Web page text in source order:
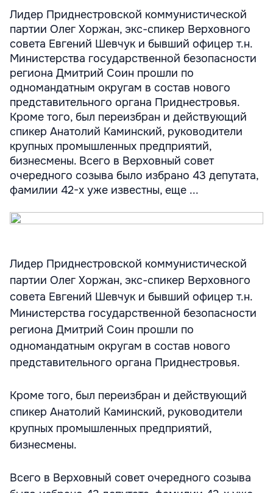
Лидер Приднестровской коммунистической
партии Олег Хоржан, экс-спикер Верховного
совета Евгений Шевчук и бывший офицер т.н.
Министерства государственной безопасности
региона Дмитрий Соин прошли по
одномандатным округам в состав нового
представительного органа Приднестровья.
Кроме того, был переизбран и действующий
спикер Анатолий Каминский, руководители
крупных промышленных предприятий,
бизнесмены. Всего в Верховный совет
очередного созыва было избрано 43 депутата,
фамилии 42-х уже известны, еще ...
Лидер Приднестровской коммунистической
партии Олег Хоржан, экс-спикер Верховного
совета Евгений Шевчук и бывший офицер т.н.
Министерства государственной безопасности
региона Дмитрий Соин прошли по
одномандатным округам в состав нового
представительного органа Приднестровья.
Кроме того, был переизбран и действующий
спикер Анатолий Каминский, руководители
крупных промышленных предприятий,
бизнесмены.
Всего в Верховный совет очередного созыва